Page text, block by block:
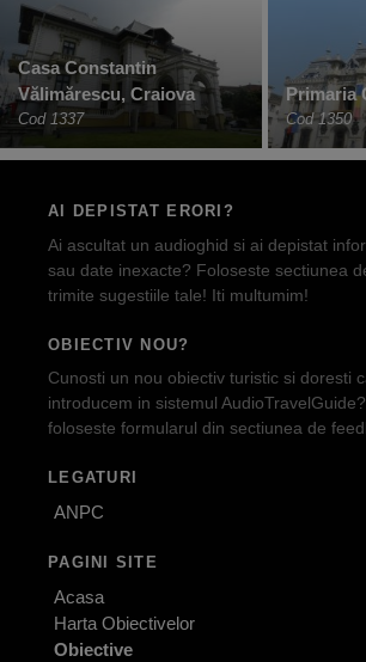
Casa Constantin
Vălimărescu, Craiova
Cod 1337
Primaria
Cod 1350
AI DEPISTAT ERORI?
Ai ascultat un audioghid si ai depistat
sau date inexacte? Foloseste sectiunea
trimite sugestiile tale! Iti multumim!
OBIECTIV NOU?
Cunosti un nou obiectiv turistic si doresti
introducem in sistemul
foloseste formularul din sectiunea de
LEGATURI
ANPC
PAGINI SITE
Acasa
Harta Obiectivelor
Obiective